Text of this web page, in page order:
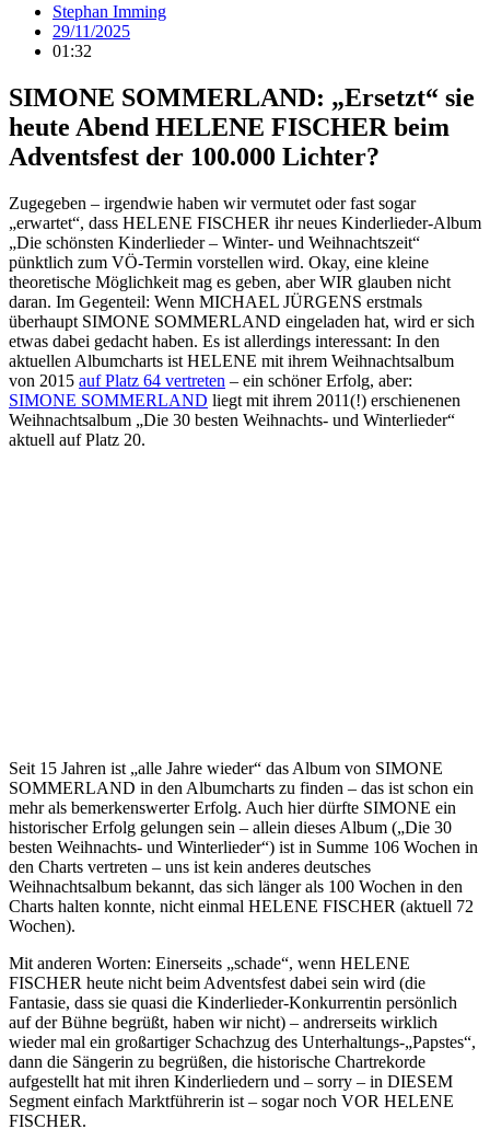
Stephan Imming
29/11/2025
01:32
SIMONE SOMMERLAND: „Ersetzt“ sie
heute Abend HELENE FISCHER beim
Adventsfest der 100.000 Lichter?
Zugegeben – irgendwie haben wir vermutet oder fast sogar
„erwartet“, dass HELENE FISCHER ihr neues Kinderlieder-Album
„Die schönsten Kinderlieder – Winter- und Weihnachtszeit“
pünktlich zum VÖ-Termin vorstellen wird. Okay, eine kleine
theoretische Möglichkeit mag es geben, aber WIR glauben nicht
daran. Im Gegenteil: Wenn MICHAEL JÜRGENS erstmals
überhaupt SIMONE SOMMERLAND eingeladen hat, wird er sich
etwas dabei gedacht haben. Es ist allerdings interessant: In den
aktuellen Albumcharts ist HELENE mit ihrem Weihnachtsalbum
von 2015 auf Platz 64 vertreten – ein schöner Erfolg, aber:
SIMONE SOMMERLAND liegt mit ihrem 2011(!) erschienenen
Weihnachtsalbum „Die 30 besten Weihnachts- und Winterlieder“
aktuell auf Platz 20.
Seit 15 Jahren ist „alle Jahre wieder“ das Album von SIMONE
SOMMERLAND in den Albumcharts zu finden – das ist schon ein
mehr als bemerkenswerter Erfolg. Auch hier dürfte SIMONE ein
historischer Erfolg gelungen sein – allein dieses Album („Die 30
besten Weihnachts- und Winterlieder“) ist in Summe 106 Wochen in
den Charts vertreten – uns ist kein anderes deutsches
Weihnachtsalbum bekannt, das sich länger als 100 Wochen in den
Charts halten konnte, nicht einmal HELENE FISCHER (aktuell 72
Wochen).
Mit anderen Worten: Einerseits „schade“, wenn HELENE
FISCHER heute nicht beim Adventsfest dabei sein wird (die
Fantasie, dass sie quasi die Kinderlieder-Konkurrentin persönlich
auf der Bühne begrüßt, haben wir nicht) – andrerseits wirklich
wieder mal ein großartiger Schachzug des Unterhaltungs-„Papstes“,
dann die Sängerin zu begrüßen, die historische Chartrekorde
aufgestellt hat mit ihren Kinderliedern und – sorry – in DIESEM
Segment einfach Marktführerin ist – sogar noch VOR HELENE
FISCHER.